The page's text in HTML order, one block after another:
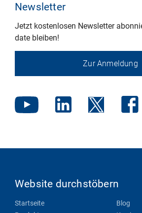
Newsletter
Jetzt kostenlosen Newsletter
date bleiben!
Zur Anmeldung
Website durchstöbern
Startseite
Blog